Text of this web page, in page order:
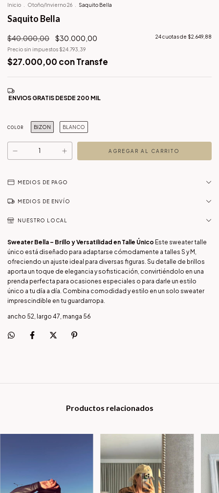
Inicio . Otoño/Invierno 26 . Saquito Bella
Saquito Bella
$40.000,00 $30.000,00 24cuotas de $2.649,88
Precio sin impuestos $24.793,39
$27.000,00 conTransfe
COLOR BIZON BLANCO
MEDIOS DE PAGO
MEDIOS DE ENVÍO
NUESTRO LOCAL
Sweater Bella – Brillo y Versatilidad en Talle Único Este sweater talle
único está diseñado para adaptarse cómodamente a talles S y M,
ofreciendo un ajuste ideal para diversas figuras. Su detalle de brillos
aporta un toque de elegancia y sofisticación, convirtiéndolo en una
prenda perfecta para ocasiones especiales o para darle un estilo
único a tu día a día. Combina comodidad y estilo en un solo sweater
imprescindible en tu guardarropa.
ancho 52, largo 47, manga 56
Productos relacionados